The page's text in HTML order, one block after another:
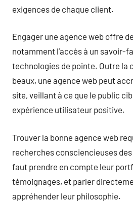
exigences de chaque client.
Engager une agence web offre
notamment l’accès à un savoir-
technologies de pointe. Outre la
beaux, une agence web peut
site, veillant à ce que le public
expérience utilisateur positive.
Trouver la bonne agence web
recherches consciencieuses
faut prendre en compte leur
témoignages, et parler
appréhender leur philosophie.